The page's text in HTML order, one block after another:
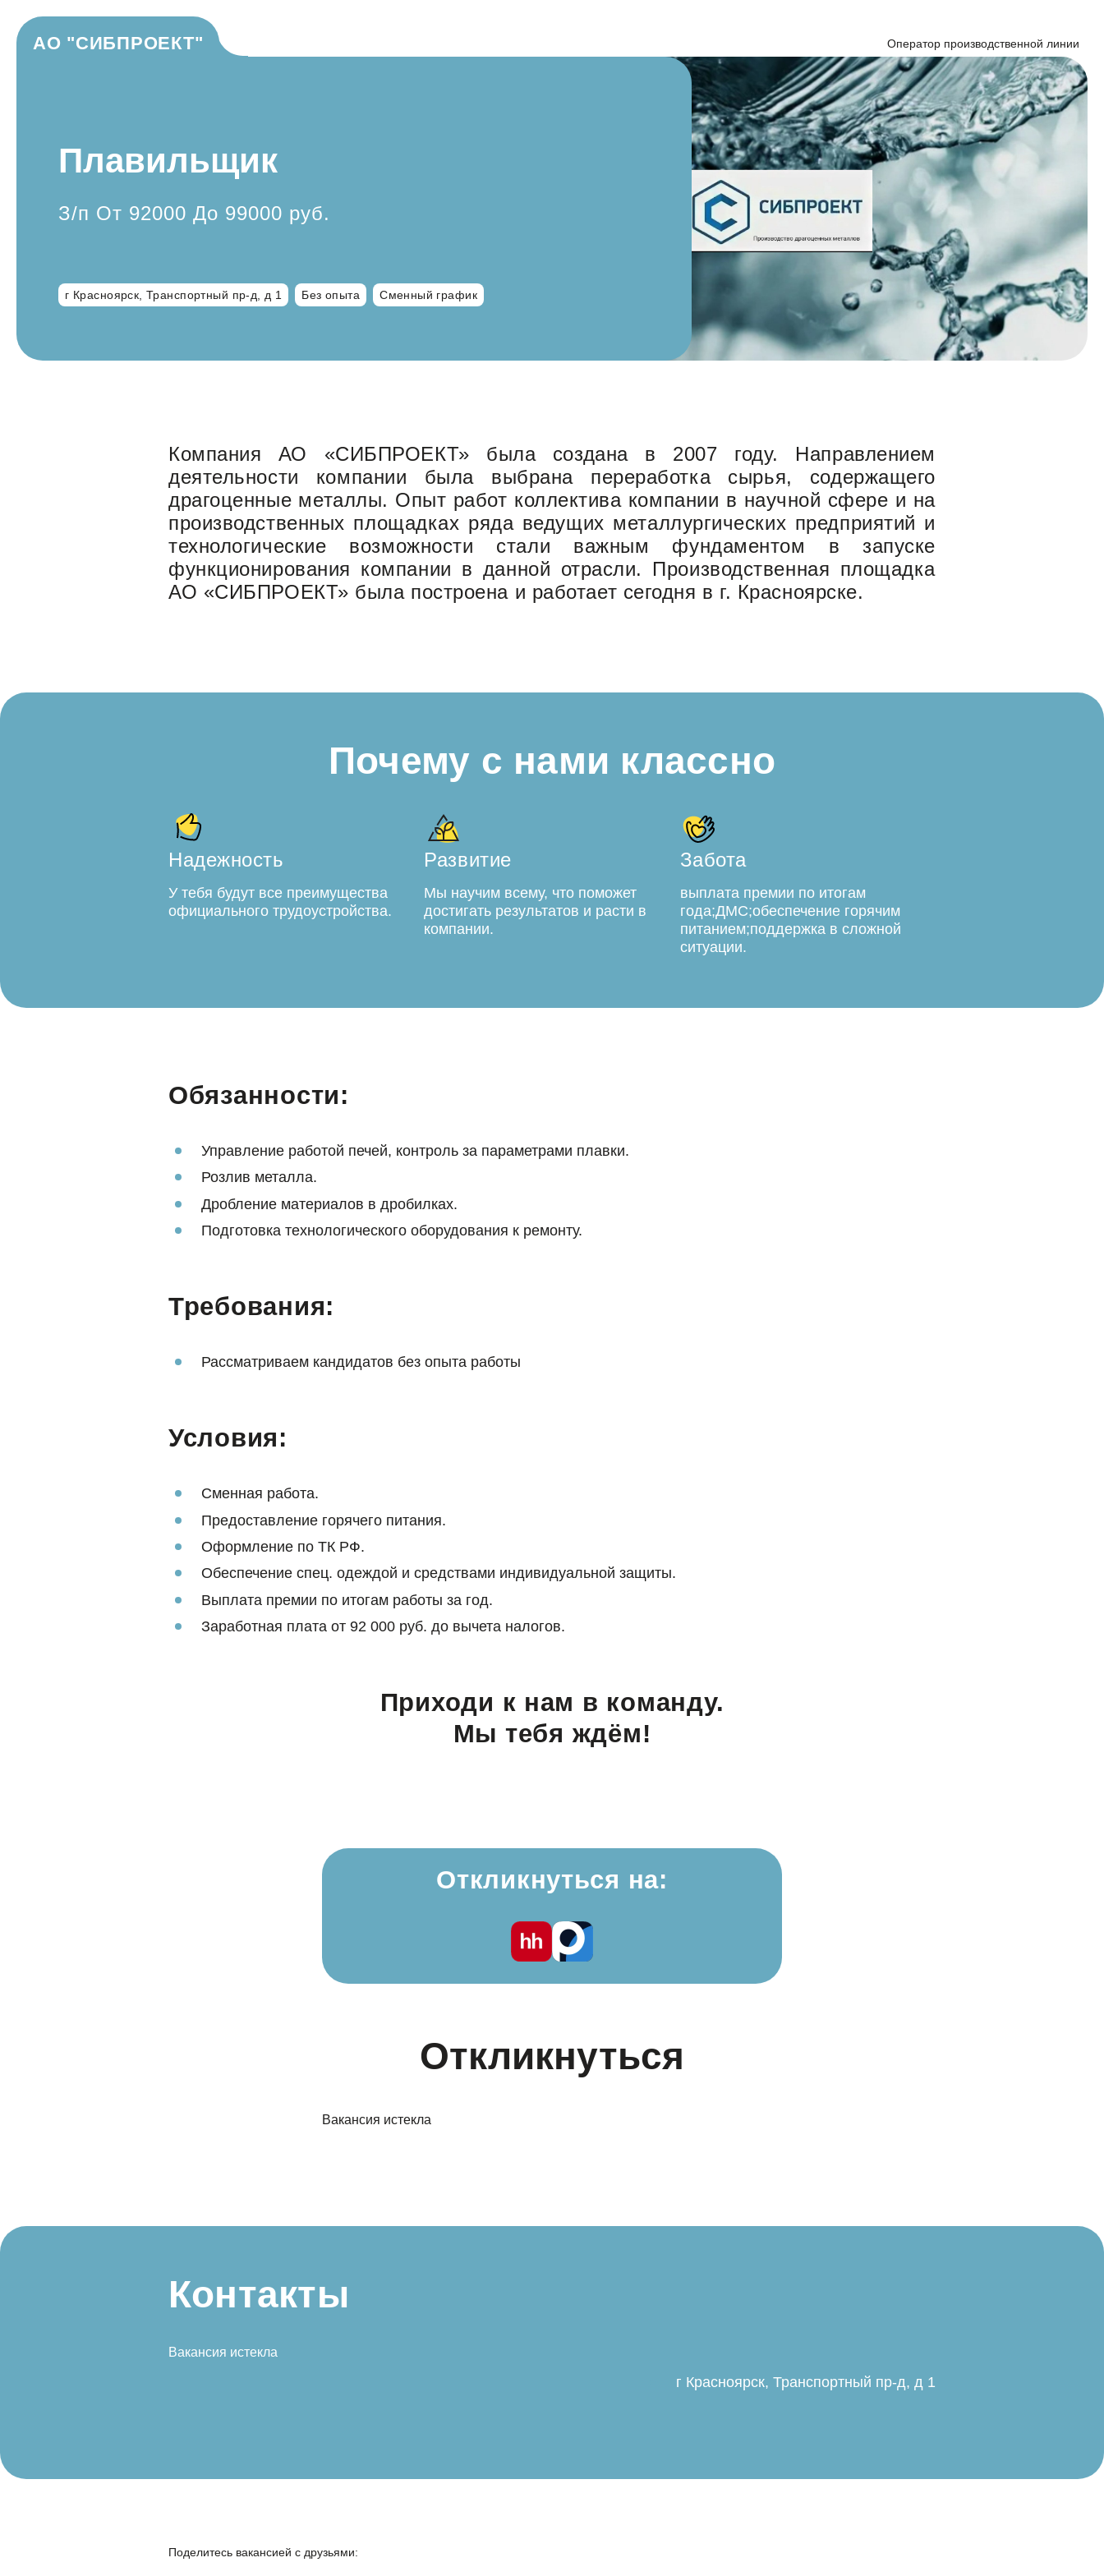
АО "СИБПРОЕКТ" Оператор производственной линии
Плавильщик
З/п От 92000 До 99000 руб.
г Красноярск, Транспортный пр-д, д 1 Без опыта Сменный график
Компания АО «СИБПРОЕКТ» была создана в 2007 году. Направлением
деятельности компании была выбрана переработка сырья, содержащего
драгоценные металлы. Опыт работ коллектива компании в научной сфере и на
производственных площадках ряда ведущих металлургических предприятий и
технологические возможности стали важным фундаментом в запуске
функционирования компании в данной отрасли. Производственная площадка
АО «СИБПРОЕКТ» была построена и работает сегодня в г. Красноярске.
Почему с нами классно
Надежность
У тебя будут все преимущества
официального трудоустройства.
Развитие
Мы научим всему, что поможет
достигать результатов и расти в
компании.
Забота
выплата премии по итогам
года;ДМС;обеспечение горячим
питанием;поддержка в сложной
ситуации.
Обязанности:
Управление работой печей, контроль за параметрами плавки.
Розлив металла.
Дробление материалов в дробилках.
Подготовка технологического оборудования к ремонту.
Требования:
Рассматриваем кандидатов без опыта работы
Условия:
Сменная работа.
Предоставление горячего питания.
Оформление по ТК РФ.
Обеспечение спец. одеждой и средствами индивидуальной защиты.
Выплата премии по итогам работы за год.
Заработная плата от 92 000 руб. до вычета налогов.
Приходи к нам в команду.
Мы тебя ждём!
Откликнуться на:
Откликнуться
Вакансия истекла
Контакты
Вакансия истекла
г Красноярск, Транспортный пр-д, д 1
Поделитесь вакансией с друзьями: